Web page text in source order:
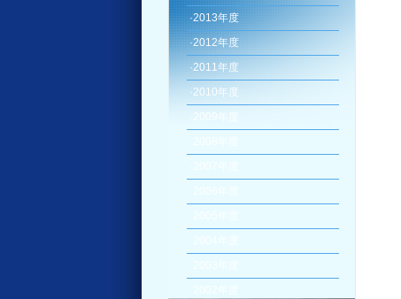
·2013年度
·2012年度
·2011年度
·2010年度
2009年度